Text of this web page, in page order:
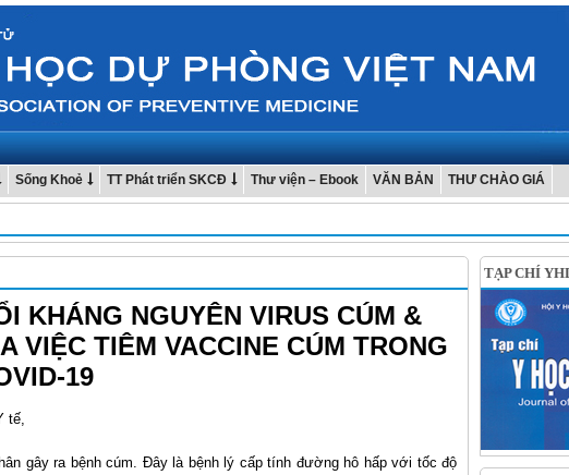
Sống Khoẻ TT Phát triển SKCĐ Thư viện – Ebook VĂN BẢN THƯ CHÀO GIÁ
KHÁNG NGUYÊN VIRUS CÚM &
VIỆC TIÊM VACCINE CÚM TRONG
19
tế,
gây ra bệnh cúm. Đây là bệnh lý cấp tính đường hô hấp với tốc độ
TẠP CHÍ